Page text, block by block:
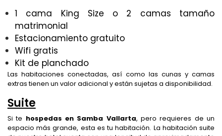
1 cama King Size o 2 camas tamaño
matrimonial
Estacionamiento gratuito
Wifi gratis
Kit de planchado
Las habitaciones conectadas, así como las cunas y camas
extras tienen un valor adicional y están sujetas a disponibilidad.
Suite
Si te hospedas en Samba Vallarta, pero requieres de un
espacio más grande, esta es tu habitación. La habitación suite